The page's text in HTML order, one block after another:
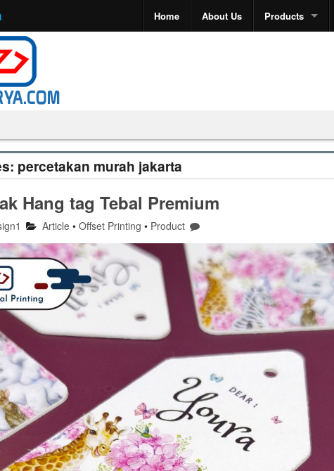
Home About Us Products
percetakan murah jakarta
Hang tag Tebal Premium
Article •Offset Printing • Product